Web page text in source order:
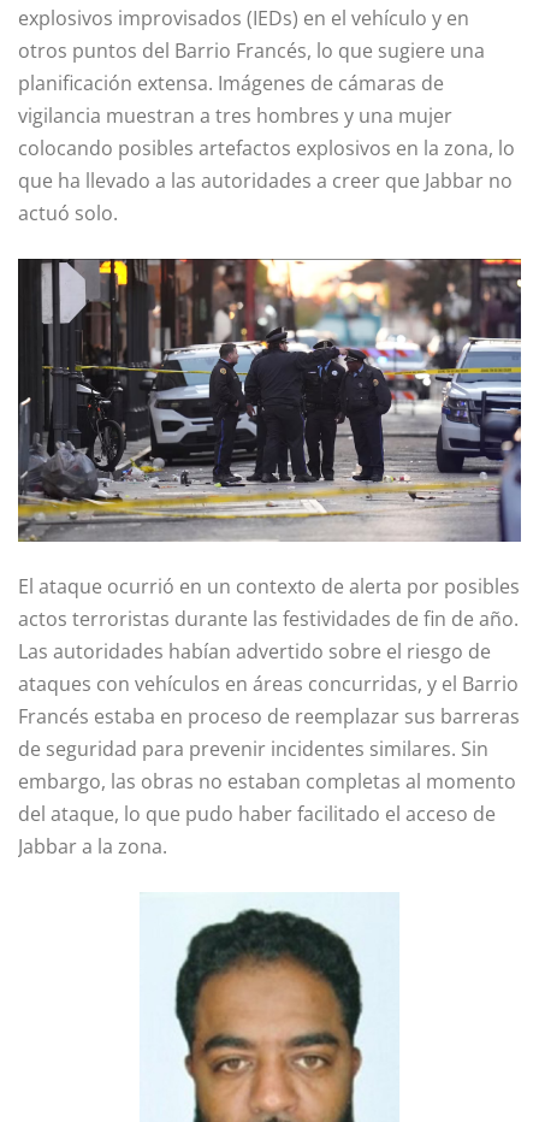
explosivos improvisados (IEDs) en el vehículo y en
otros puntos del Barrio Francés, lo que sugiere una
planificación extensa. Imágenes de cámaras de
vigilancia muestran a tres hombres y una mujer
colocando posibles artefactos explosivos en la zona, lo
que ha llevado a las autoridades a creer que Jabbar no
actuó solo.
El ataque ocurrió en un contexto de alerta por posibles
actos terroristas durante las festividades de fin de año.
Las autoridades habían advertido sobre el riesgo de
ataques con vehículos en áreas concurridas, y el Barrio
Francés estaba en proceso de reemplazar sus barreras
de seguridad para prevenir incidentes similares. Sin
embargo, las obras no estaban completas al momento
del ataque, lo que pudo haber facilitado el acceso de
Jabbar a la zona.